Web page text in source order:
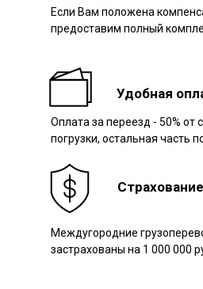
Удобная
Если Вам положена
предоставим полный
Междугородние
застрахованы на 1 000 000
Оплата за переезд - 50% от
погрузки, остальная часть